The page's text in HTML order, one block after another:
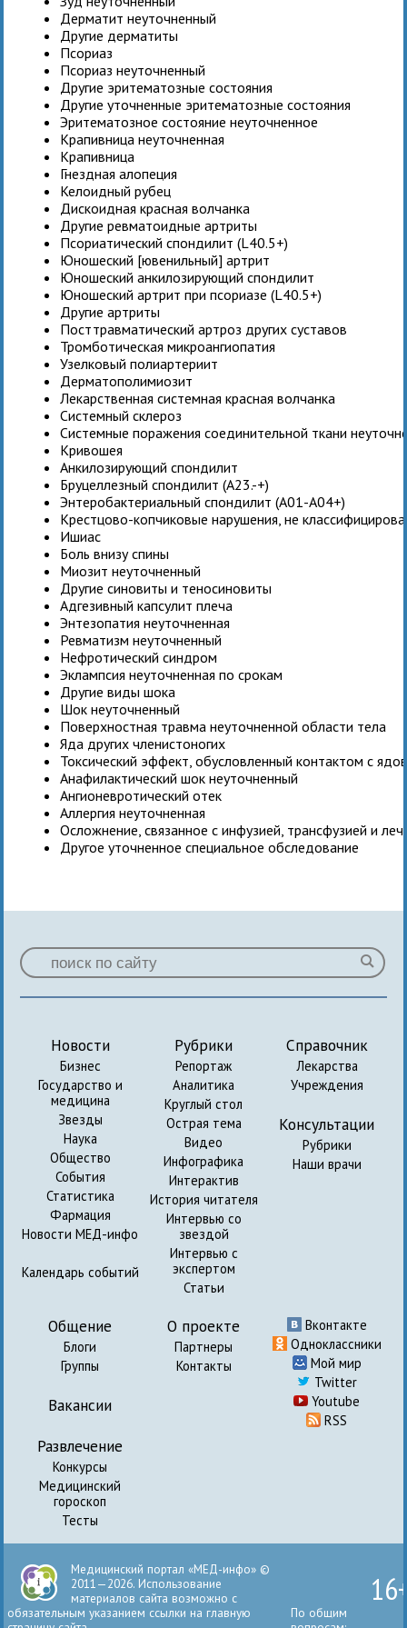
Дерматит неуточненный
Другие дерматиты
Псориаз
Псориаз неуточненный
Другие эритематозные состояния
Другие уточненные эритематозные состояния
Эритематозное состояние неуточненное
Крапивница неуточненная
Крапивница
Гнездная алопеция
Келоидный рубец
Дискоидная красная волчанка
Другие ревматоидные артриты
Псориатический спондилит (L40.5+)
Юношеский [ювенильный] артрит
Юношеский анкилозирующий спондилит
Юношеский артрит при псориазе (L40.5+)
Другие артриты
Посттравматический артроз других суставов
Тромботическая микроангиопатия
Узелковый полиартериит
Дерматополимиозит
Лекарственная системная красная волчанка
Системный склероз
Системные поражения соединительной ткани
Кривошея
Анкилозирующий спондилит
Бруцеллезный спондилит (A23.-+)
Энтеробактериальный спондилит (A01-A04+)
Крестцово-копчиковые нарушения, не
Ишиас
Боль внизу спины
Миозит неуточненный
Другие синовиты и теносиновиты
Адгезивный капсулит плеча
Энтезопатия неуточненная
Ревматизм неуточненный
Нефротический синдром
Эклампсия неуточненная по срокам
Другие виды шока
Шок неуточненный
Поверхностная травма неуточненной области тела
Яда других членистоногих
Токсический эффект, обусловленный контактом с
Анафилактический шок неуточненный
Ангионевротический отек
Аллергия неуточненная
Осложнение, связанное с инфузией, трансфузией и
Другое уточненное специальное обследование
Новости
Бизнес
Государство и
медицина
Звезды
Наука
Общество
События
Статистика
Фармация
Новости МЕД-инфо
Календарь событий
Рубрики
Репортаж
Аналитика
Круглый стол
Острая тема
Видео
Инфографика
Интерактив
История читателя
Интервью со
звездой
Интервью с
экспертом
Статьи
Справочник
Лекарства
Учреждения
Консультации
Рубрики
Наши врачи
Общение
Блоги
Группы
Вакансии
Развлечение
Конкурсы
Медицинский
гороскоп
Тесты
О проекте
Партнеры
Контакты
Вконтакте
Одноклассники
Мой мир
Twitter
Youtube
RSS
Медицинский портал «МЕД-инфо» ©
2011—2026. Использование
материалов сайта возможно с
обязательным указанием ссылки на главную
По общим